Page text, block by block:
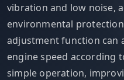
vibration and low noise,
environmental
adjustment function can
engine speed according
simple operation,